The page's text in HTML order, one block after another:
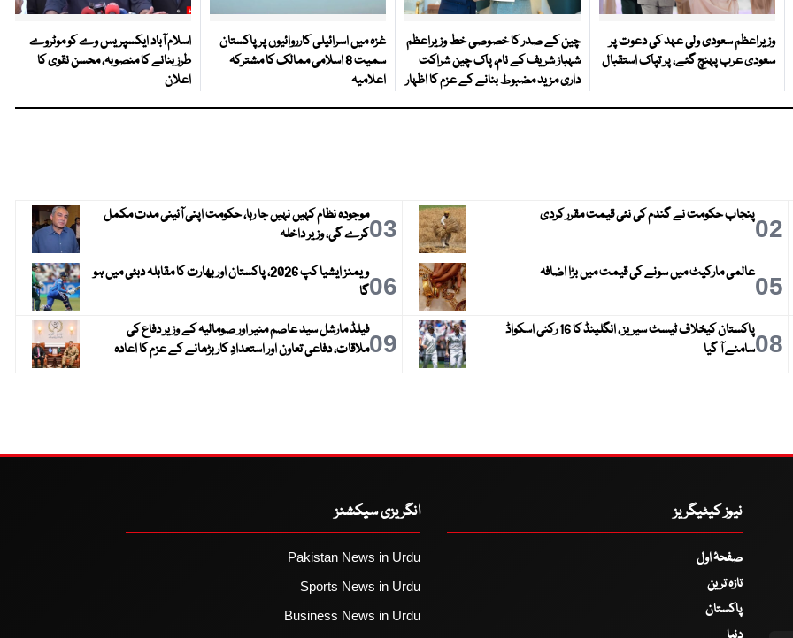
وزیراعظم سعودی ولی عہد کی دعوت پر
سعودی عرب پہنچ گئے، پر تپاک استقبال
چین کے صدر کا خصوصی خط وزیراعظم
شہباز شریف کے نام، پاک چین شراکت
داری مزید مضبوط بنانے کے عزم کا اظہار
غزہ میں اسرائیلی کارروائیوں پر پاکستان
سمیت 8 اسلامی ممالک کا مشترکہ
اعلامیہ
اسلام آباد ایکسپریس وے کو موٹروے
طرز بنانے کا منصوبہ، محسن نقوی کا
اعلان
02پنجاب حکومت نے گندم کی نئی قیمت مقرر کردی 03موجودہ نظام کہیں نہیں جا رہا، حکومت اپنی آئینی مدت مکمل
کرے گی، وزیر داخلہ
05عالمی مارکیٹ میں سونے کی قیمت میں بڑا اضافہ 06
ویمنز ایشیا کپ 2026، پاکستان اور بھارت کا مقابلہ دبئی میں ہو
گا
08
پاکستان کیخلاف ٹیسٹ سیریز ، انگلینڈ کا 16 رکنی اسکواڈ
سامنے آ گیا
09فیلڈ مارشل سید عاصم منیر اور صومالیہ کے وزیر دفاع کی
ملاقات، دفاعی تعاون اور استعدادِ کار بڑھانے کے عزم کا اعادہ
نیوز کیٹیگریز
صفحۂ اول
تازہ ترین
پاکستان
انگریزی سیکشنز
Pakistan News in Urdu
Sports News in Urdu
Business News in Urdu